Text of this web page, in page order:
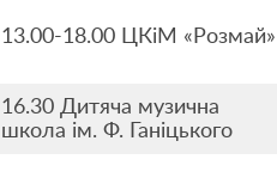
13.00-18.00 ЦКіМ «Розмай»
16.30 Дитяча музична
школа ім. Ф. Ганіцького